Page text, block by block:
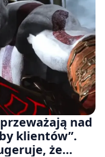
nad
klientów”.
że